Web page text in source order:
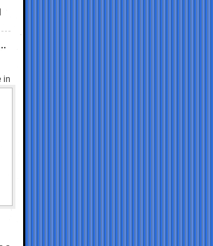
in